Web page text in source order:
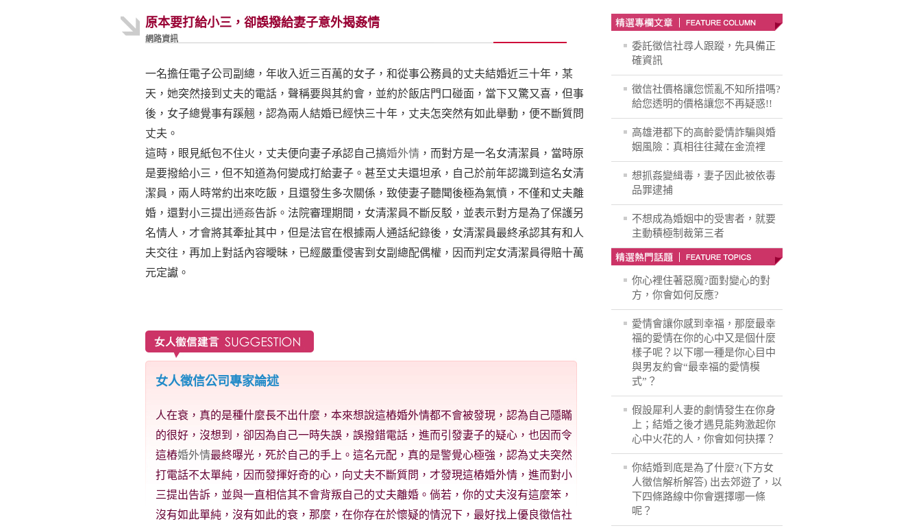
原本要打給小三，卻誤撥給妻子意外揭姦情
網路資訊
一名擔任電子公司副總，年收入近三百萬的女子，和從事公務員的丈夫結婚近三十年，某
天，她突然接到丈夫的電話，聲稱要與其約會，並約於飯店門口碰面，當下又驚又喜，但事
後，女子總覺事有蹊翹，認為兩人結婚已經快三十年，丈夫怎突然有如此舉動，便不斷質問
丈夫。
這時，眼見紙包不住火，丈夫便向妻子承認自己搞婚外情 ，而對方是一名女清潔員，當時原
是要撥給小三，但不知道為何變成打給妻子。甚至丈夫還坦承，自己於前年認識到這名女清
潔員，兩人時常約出來吃飯，且還發生多次關係，致使妻子聽聞後極為氣憤，不僅和丈夫離
婚，還對小三提出通姦告訴。法院審理期間，女清潔員不斷反駁，並表示對方是為了保護另
名情人，才會將其牽扯其中，但是法官在根據兩人通話紀錄後，女清潔員最終承認其有和人
夫交往，再加上對話內容曖昧，已經嚴重侵害到女副總配偶權，因而判定女清潔員得賠十萬
元定讞。
女人徵信公司專家論述
人在衰，真的是種什麼長不出什麼，本來想說這樁婚外情都不會被發現，認為自己隱瞞
的很好，沒想到，卻因為自己一時失誤，誤撥錯電話，進而引發妻子的疑心，也因而令
這樁婚外情最終曝光，死於自己的手上。這名元配，真的是警覺心極強，認為丈夫突然
打電話不太單純，因而發揮好奇的心，向丈夫不斷質問，才發現這樁婚外情，進而對小
三提出告訴，並與一直相信其不會背叛自己的丈夫離婚。倘若，你的丈夫沒有這麼笨，
沒有如此單純，沒有如此的衰，那麼，在你存在於懷疑的情況下，最好找上優良徵信社
委託徵信社尋人跟蹤，先具備正
確資訊
徵信社價格讓您慌亂不知所措嗎?
給您透明的價格讓您不再疑惑!!
高雄港都下的高齡愛情詐騙與婚
姻風險：真相往往藏在金流裡
想抓姦變緝毒，妻子因此被依毒
品罪逮捕
不想成為婚姻中的受害者，就要
主動積極制裁第三者
你心裡住著惡魔?面對變心的對
方，你會如何反應?
愛情會讓你感到幸福，那麼最幸
福的愛情在你的心中又是個什麼
樣子呢？以下哪一種是你心目中
與男友約會“最幸福的愛情模
式”？
假設犀利人妻的劇情發生在你身
上；結婚之後才遇見能夠激起你
心中火花的人，你會如何抉擇？
你結婚到底是為了什麼?(下方女
人徵信解析解答) 出去郊遊了，以
下四條路線中你會選擇哪一條
呢？